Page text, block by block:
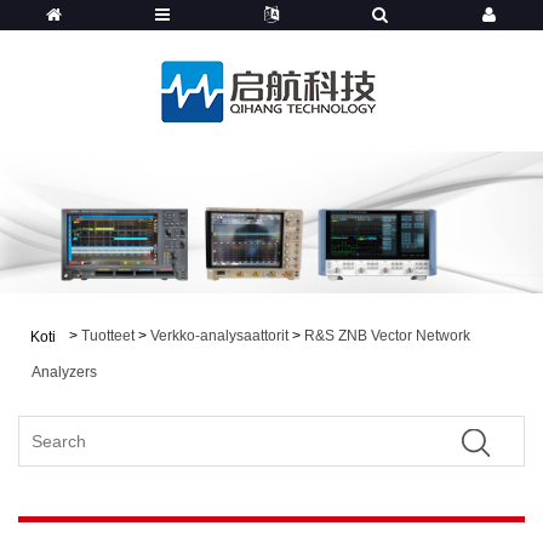
Koti > Tuotteet > Verkko-analysaattorit > R&S ZNB Vector Network
Analyzers